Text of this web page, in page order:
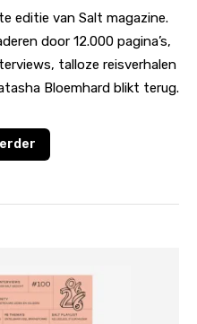
editie van Salt magazine.
door 12.000 pagina’s,
talloze reisverhalen
Bloemhard blikt terug.